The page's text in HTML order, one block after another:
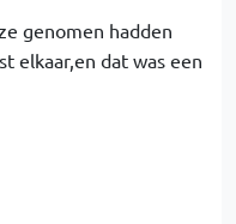
genomen hadden
elkaar,en dat was een